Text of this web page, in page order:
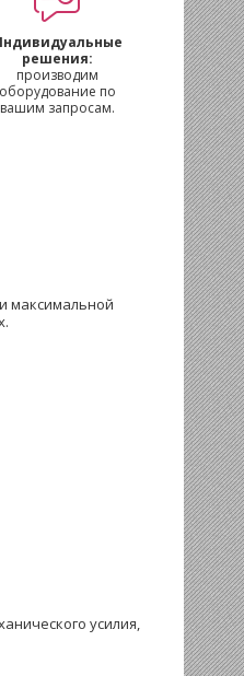
решения:
производим
оборудование по
вашим запросам.
максимальной
усилия,